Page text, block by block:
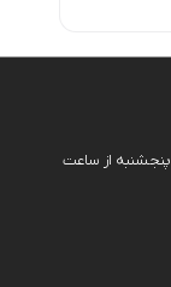
تا چهارشنبه از ساعت 9:00 الی 18:00 و پنجشنبه از ساعت